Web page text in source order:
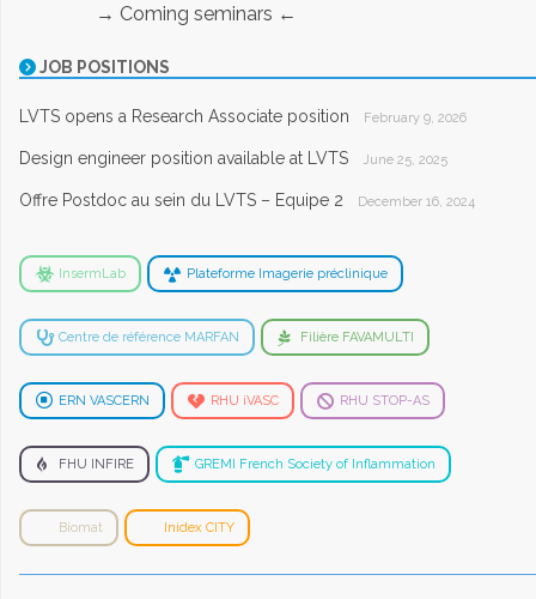
→ Coming seminars ←
JOB POSITIONS
LVTS opens a Research Associate position February 9, 2026
Design engineer position available at LVTS June 25, 2025
Offre Postdoc au sein du LVTS – Equipe 2 December 16, 2024
InsermLab Plateforme Imagerie préclinique
Centre de référence MARFAN Filière FAVAMULTI
ERN VASCERN RHU iVASC RHU STOP-AS
FHU INFIRE GREMI French Society of Inflammation
Biomat Inidex CITY